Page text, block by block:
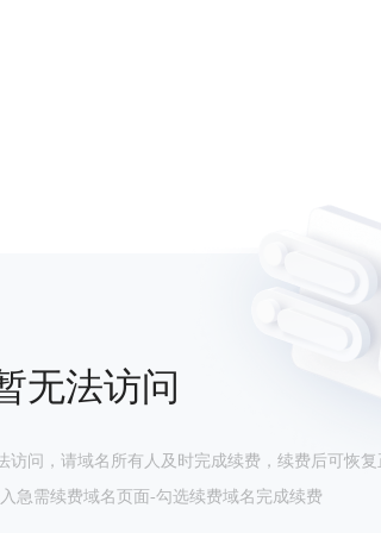
无法访问
访问，请域名所有人及时完成续费，续费后可恢复
急需续费域名页面-勾选续费域名完成续费